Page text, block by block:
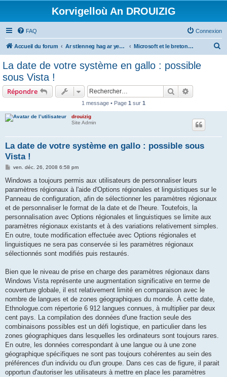
Korvigelloù An DROUIZIG
FAQ Connexion
Accueil du forum Ar stlenneg hag ar yezhoù bihan er bed a-bezh Microsoft et le breton - Microsoft and the Breton language
La date de votre système en gallo : possible
sous Vista !
Répondre Rechercher
1 message • Page 1 sur 1
drouizig
Site Admin
La date de votre système en gallo : possible sous
Vista !
M
s
a
g
ven. déc. 26, 2008 6:58 pm
Windows a toujours permis aux utilisateurs de personnaliser leurs
paramètres régionaux à l'aide d'Options régionales et linguistiques sur le
Panneau de configuration, afin de sélectionner les paramètres régionaux
et de personnaliser le format de la date et de l'heure. Toutefois, la
personnalisation avec Options régionales et linguistiques se limite aux
paramètres régionaux existants et à des variations relativement simples.
En outre, toute modification effectuée avec Options régionales et
linguistiques ne sera pas conservée si les paramètres régionaux
sélectionnés sont modifiés puis restaurés.
Bien que le niveau de prise en charge des paramètres régionaux dans
Windows Vista représente une augmentation significative en terme de
couverture globale, il est relativement limité en comparaison avec le
nombre de langues et de zones géographiques du monde. À cette date,
Ethnologue.com répertorie 6 912 langues connues, à multiplier par deux
cent pays. La compilation des données d'une fraction seule des
combinaisons possibles est un défi logistique, en particulier dans les
zones géographiques dans lesquelles les ordinateurs sont toujours rares.
En outre, les données correspondant à une langue ou à une zone
géographique spécifiques ne sont pas toujours cohérentes au sein des
préférences d'un individu ou d'un groupe. Dans ces cas de figure, il parait
opportun d'autoriser les utilisateurs à mettre en place les paramètres